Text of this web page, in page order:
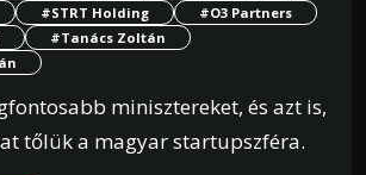
#STRT Holding
#O3 Partners
#Tanács Zoltán
minisztereket, és azt is,
tőlük a magyar startupszféra.